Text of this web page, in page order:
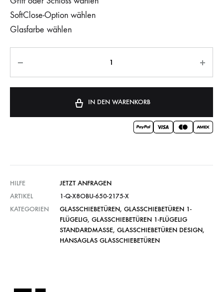
SoftClose-Option wählen
Glasfarbe wählen
IN DEN WARENKORB
HILFE
JETZT ANFRAGEN
ARTIKEL
1-Q-X8OBU-650-2175-X
KATEGORIEN
GLASSCHIEBETÜREN, GLASSCHIEBETÜREN 1-
FLÜGELIG, GLASSCHIEBETÜREN 1-FLÜGELIG
STANDARDMASSE , GLASSCHIEBETÜREN DESIGN,
HANSAGLAS GLASSCHIEBETÜREN